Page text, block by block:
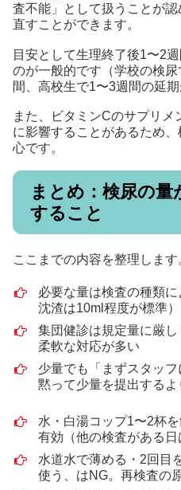
査不能」として扱うことが
直すことができます。
目安として生理終了後1〜2
のが一般的です（学校の検
間、高校生で1〜3週間の延
また、ビタミンCのサプリ
に影響することがあるため
心です。
まとめ：検尿の
すること
ここまでの内容を整理します
必要な量は検査の種類に
沈渣は10ml程度が標準）
集団健診は規定量に厳
柔軟な対応が多い
少量でも「まずスタッフ
黙って少量を提出する
水・白湯コップ1〜2杯
有効（他の検査がある日
水道水で薄める・2回目
使う、はNG。再検査の